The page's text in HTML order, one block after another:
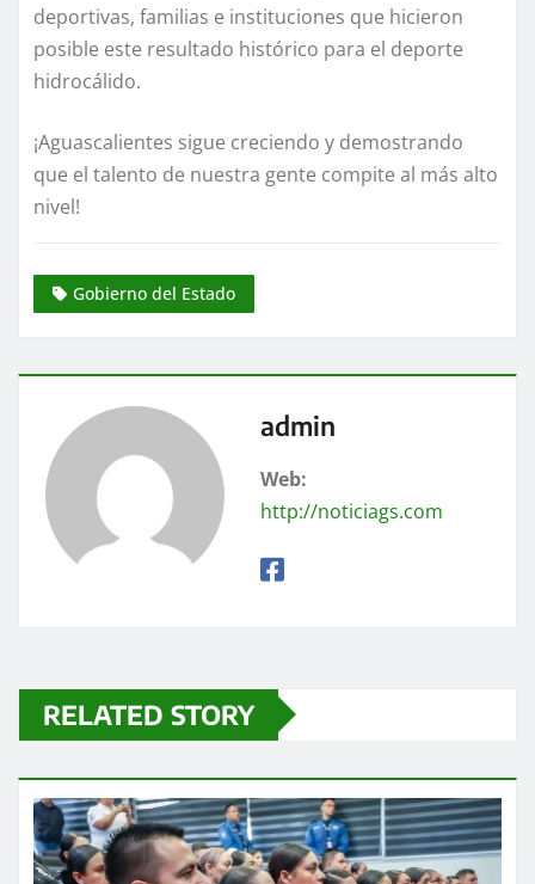
deportivas, familias e instituciones que hicieron
posible este resultado histórico para el deporte
hidrocálido.
¡Aguascalientes sigue creciendo y demostrando
que el talento de nuestra gente compite al más alto
nivel!
Gobierno del Estado
admin
Web:
http://noticiags.com
RELATED STORY